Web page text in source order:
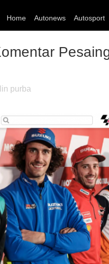
Home Autonews Autosport
purba